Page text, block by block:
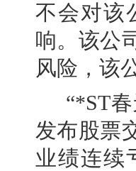
不会对该
响。该公
风险，该
“*ST
发布股票
业绩连续